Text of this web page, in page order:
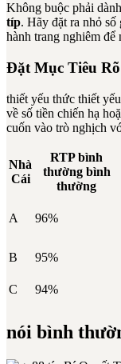
Không buộc phải
típ. Hãy đặt ra nhỏ
hành trang nghiêm để
Đặt Mục Tiêu
thiết yếu thức thiết
về số tiền chiến hạ
cuốn vào trò nghịch
Nhà
Cái
RTP bình
thường bình
thường
A 96%
B 95%
C 94%
nói bình